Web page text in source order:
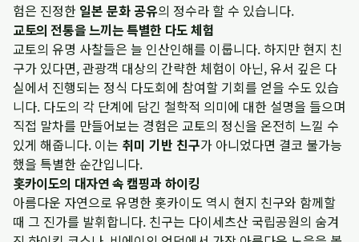
험은 진정한 일본 문화 공유의 정수라 할 수 있습니다.
교토의 전통을 느끼는 특별한 다도 체험
교토의 유명 사찰들은 늘 인산인해를 이룹니다. 하지만 현지 친
구가 있다면, 관광객 대상의 간략한 체험이 아닌, 유서 깊은 다
실에서 진행되는 정식 다도회에 참여할 기회를 얻을 수도 있습
니다. 다도의 각 단계에 담긴 철학적 의미에 대한 설명을 들으며
직접 말차를 만들어보는 경험은 교토의 정신을 온전히 느낄 수
있게 해줍니다. 이는 취미 기반 친구가 아니었다면 결코 불가능
했을 특별한 순간입니다.
홋카이도의 대자연 속 캠핑과 하이킹
아름다운 자연으로 유명한 홋카이도 역시 현지 친구와 함께할
때 그 진가를 발휘합니다. 친구는 다이세츠산 국립공원의 숨겨